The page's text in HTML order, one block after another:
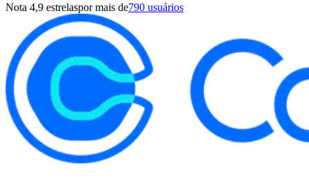
Nota 4,9 estrelaspor mais de790 usuários